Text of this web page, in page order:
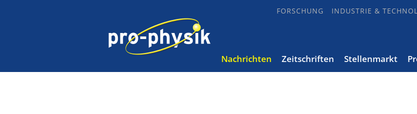
FORSCHUNG INDUSTRIE &
Nachrichten Zeitschriften Stellenmarkt